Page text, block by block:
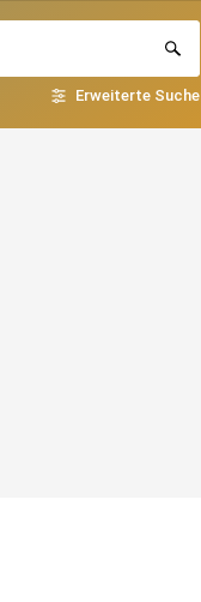
Erweiterte Suche